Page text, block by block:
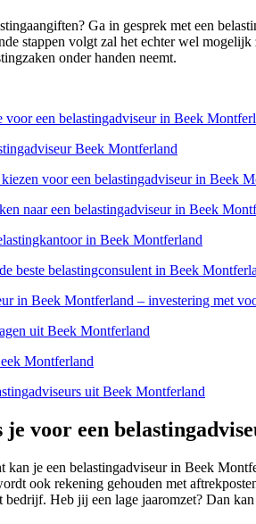
Ga in gesprek met een
stappen volgt zal het echter wel
onder handen neemt.
voor een belastingadviseur in Beek
Beek Montferland
voor een belastingadviseur in Beek
naar een belastingadviseur in Beek
in Beek Montferland
beste belastingconsulent in Beek
in Beek Montferland – investering met
uit Beek Montferland
Montferland
uit Beek Montferland
je voor een
kan je een belastingadviseur in Beek
ook rekening gehouden met
bedrijf. Heb jij een lage jaaromzet? Dan